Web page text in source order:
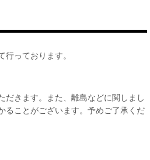
っております。
だきます。また、離島などに関しまし
ることがございます。予めご了承くだ